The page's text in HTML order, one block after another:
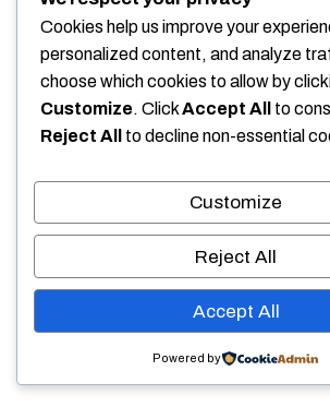
Nom
E-
web
Enregistrer mon nom, mon e-
dans le navigateur pour mon
commentaire.
Cookies help us improve your
personalized content, and analyze
choose which cookies to allow by
Customize. ClickAccept All
to
Reject All
to decline non-essential
Customize
Reject All
Accept All
Powered by